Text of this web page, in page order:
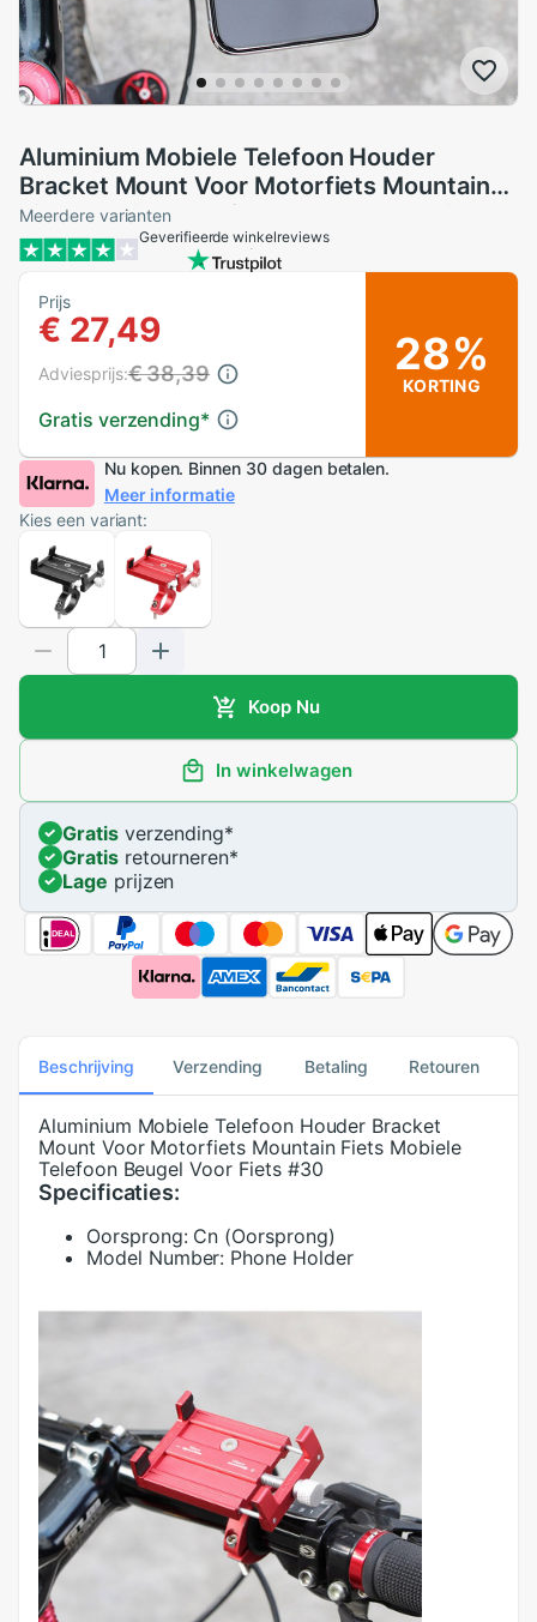
Aluminium Mobiele Telefoon Houder
Bracket Mount Voor Motorfiets Mountain
Fiets Mobiele Telefoon Beugel Voor Fiets
#30
Meerdere varianten
Geverifieerde winkelreviews
Prijs
€ 27,49
Gratis verzending*
Adviesprijs:€ 38,39 28%
KORTING
Nu kopen. Binnen 30 dagen betalen.
Meer informatie
Kies een variant:
Koop Nu
In winkelwagen
Gratisverzending*
Gratisretourneren*
Lage prijzen
Beschrijving Verzending Betaling Retouren
Aluminium Mobiele Telefoon Houder Bracket
Mount Voor Motorfiets Mountain Fiets Mobiele
Telefoon Beugel Voor Fiets #30
Specificaties:
Oorsprong: Cn (Oorsprong)
Model Number: Phone Holder